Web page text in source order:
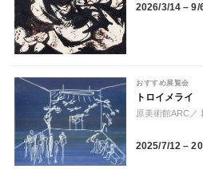
2026/3/14 – 9/
おすすめ展覧会
トロイメライ
原美術館ARC ／
2025/7/12 –